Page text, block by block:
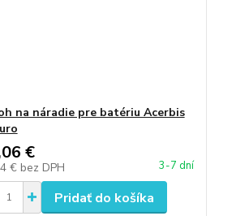
na náradie pre batériu Acerbis
€
€ bez DPH 3-7 dní
Pridať do košíka